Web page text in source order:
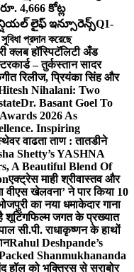
4,666 కోట్ల
లైఫ్ ఇన్సూరెన్స్Q1-
প্রদান করেছে
क्लब हॉस्पिटॅलिटी अँड
– तुर्कस्तान सादर
रिलीज, प्रियंका सिंह और
Nihalani: Two
Dr. Basant Goel To
2026 As
Inspiring
वाढता ताण : तातडीने
Shetty’s YASHNA
A Beautiful Blend Of
एक्ट्रेस माही श्रीवास्तव और
वीएस खेलवना’ ने पार किया 10
का नया धमाकेदार गाना
शूटिंगफिल्म जगत के प्रख्यात
सी.पी. राधाकृष्णन के हाथों
Rahul Deshpande’s
Shanmukhananda
हॉल को भक्तिरस से सराबोर